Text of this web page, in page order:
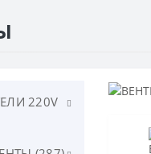
220V